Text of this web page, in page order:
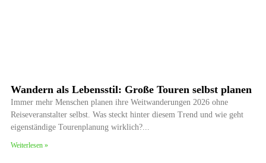
Wandern als Lebensstil: Große Touren selbst planen
Immer mehr Menschen planen ihre Weitwanderungen 2026 ohne
Reiseveranstalter selbst. Was steckt hinter diesem Trend und wie geht
eigenständige Tourenplanung wirklich?
Weiterlesen »